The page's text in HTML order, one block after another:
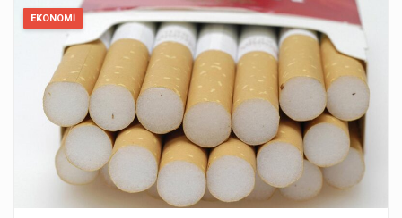
EKONOMI